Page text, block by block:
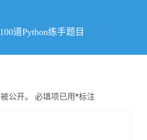
道Python练手题目
公开。 必填项已用*标注